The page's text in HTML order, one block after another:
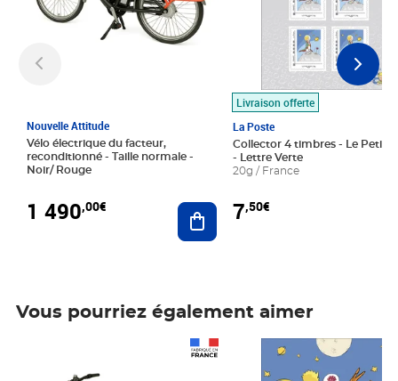
Nouvelle Attitude
Vélo électrique du facteur,
reconditionné - Taille normale -
Noir/ Rouge
1 490,00€ Ajouter au panier
Livraison offerte
La Poste
Collector 4 timbres - Le Petit
- Lettre Verte
20g / France
7,50€
Vous pourriez également aimer
Prix 7,50€